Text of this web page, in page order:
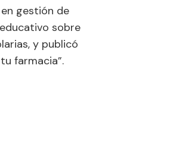
gestión de
sobre
y publicó
farmacia”.